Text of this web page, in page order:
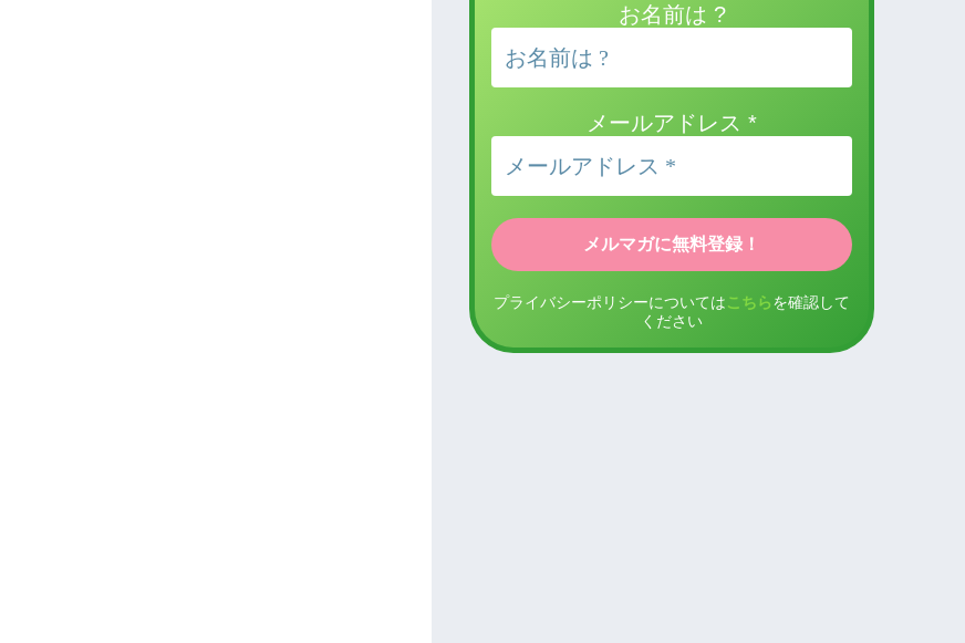
お名前は ?
メールアドレス*
プライバシーポリシーについては こちら を確認して
ください